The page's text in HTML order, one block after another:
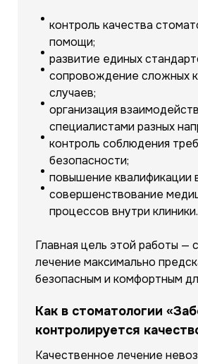
контроль качества
помощи;
развитие единых
сопровождение сложных
случаев;
организация
специалистами разных
контроль соблюдения
безопасности;
повышение квалификации
совершенствование
процессов внутри клиники.
Главная цель этой работы —
лечение максимально
безопасным и комфортным
Как в стоматологии
контролируется
Качественное лечение